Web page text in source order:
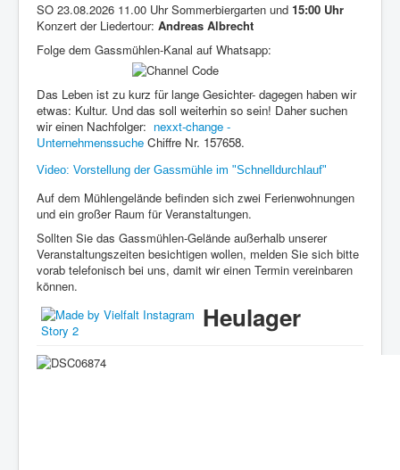
SO 23.08.2026 11.00 Uhr Sommerbiergarten und 15:00 Uhr
Konzert der Liedertour: Andreas Albrecht
Folge dem Gassmühlen-Kanal auf Whatsapp:
Das Leben ist zu kurz für lange Gesichter- dagegen haben wir
etwas: Kultur. Und das soll weiterhin so sein! Daher suchen
wir einen Nachfolger: nexxt-change -
Unternehmenssuche Chiffre Nr. 157658.
Video: Vorstellung der Gassmühle im "Schnelldurchlauf"
Auf dem Mühlengelände befinden sich zwei Ferienwohnungen
und ein großer Raum für Veranstaltungen.
Sollten Sie das Gassmühlen-Gelände außerhalb unserer
Veranstaltungszeiten besichtigen wollen, melden Sie sich bitte
vorab telefonisch bei uns, damit wir einen Termin vereinbaren
können.
Heulager